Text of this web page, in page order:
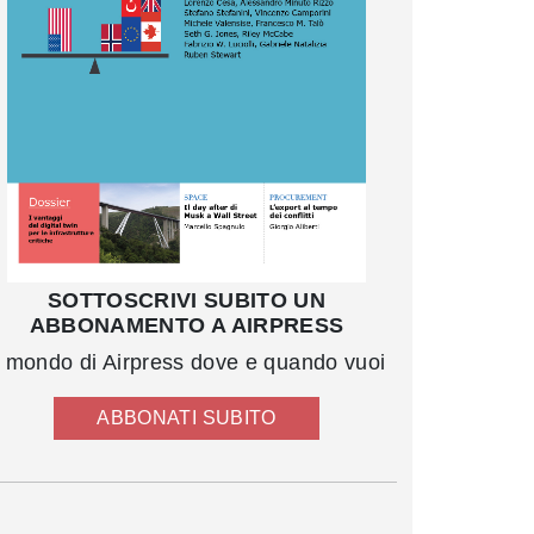
SOTTOSCRIVI SUBITO UN
ABBONAMENTO A AIRPRESS
mondo di Airpress dove e quando vuoi
ABBONATI SUBITO